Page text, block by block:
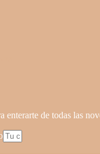
enterarte de todas las